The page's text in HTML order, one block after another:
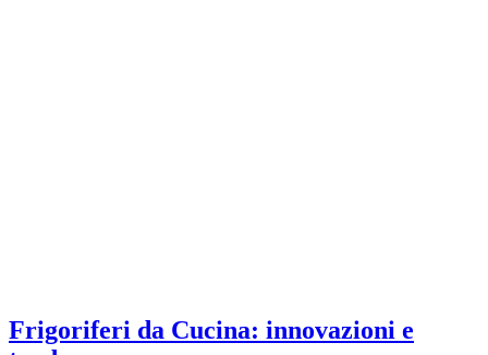
Frigoriferi da Cucina: innovazioni e